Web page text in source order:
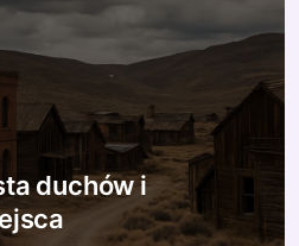
duchów i